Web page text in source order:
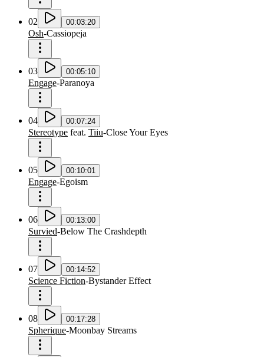
02 00:03:20
Osh-Cassiopeja
03 00:05:10
Engage-Paranoya
04 00:07:24
Stereotype feat. Tiiu-Close Your Eyes
05 00:10:01
Engage-Egoism
06 00:13:00
Survied-Below The Crashdepth
07 00:14:52
Science Fiction-Bystander Effect
08 00:17:28
Spherique-Moonbay Streams